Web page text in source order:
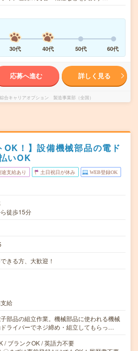
30代 40代 50代 60代
応募へ進む 詳しく見る
合キャリアオプション 製造事業部（全国）
OK！】設備機械部品の電ド
いOK
途支給あり 土日祝日が休み WEB登録OK
徒歩15分
きる方、大歓迎！
給
部品の組立作業。機械部品に使われる機械
ライバーでネジ締め・組立してもらっ…
/ ブランクOK / 英語力不要